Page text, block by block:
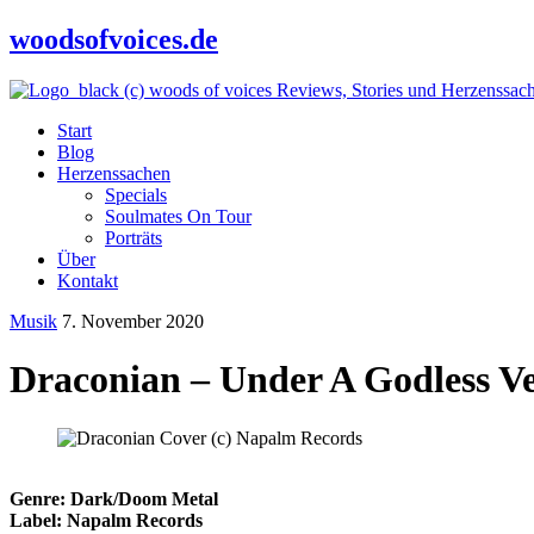
woodsofvoices.de
Reviews, Stories und
Start
Blog
Herzenssachen
Specials
Soulmates On Tour
Porträts
Über
Kontakt
Musik 7. November 2020
Draconian – Under A Godless
Genre: Dark/Doom Metal
Label: Napalm Records